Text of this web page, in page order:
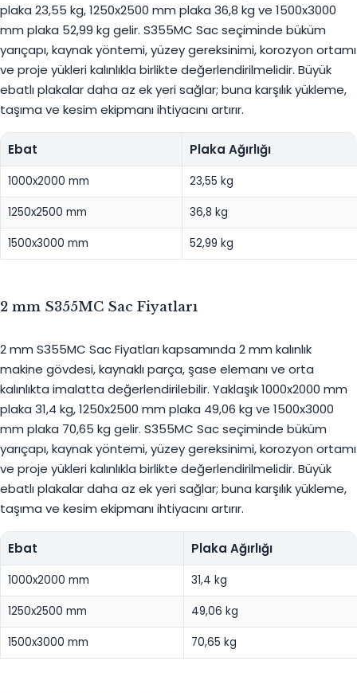
plaka 23,55 kg, 1250x2500 mm plaka 36,8 kg ve 1500x3000
mm plaka 52,99 kg gelir. S355MC Sac seçiminde büküm
yarıçapı, kaynak yöntemi, yüzey gereksinimi, korozyon ortamı
ve proje yükleri kalınlıkla birlikte değerlendirilmelidir. Büyük
ebatlı plakalar daha az ek yeri sağlar; buna karşılık yükleme,
taşıma ve kesim ekipmanı ihtiyacını artırır.
Ebat Plaka Ağırlığı
1000x2000 mm 23,55 kg
1250x2500 mm 36,8 kg
1500x3000 mm 52,99 kg
2 mm S355MC Sac Fiyatları
2 mm S355MC Sac Fiyatları kapsamında 2 mm kalınlık
makine gövdesi, kaynaklı parça, şase elemanı ve orta
kalınlıkta imalatta değerlendirilebilir. Yaklaşık 1000x2000 mm
plaka 31,4 kg, 1250x2500 mm plaka 49,06 kg ve 1500x3000
mm plaka 70,65 kg gelir. S355MC Sac seçiminde büküm
yarıçapı, kaynak yöntemi, yüzey gereksinimi, korozyon ortamı
ve proje yükleri kalınlıkla birlikte değerlendirilmelidir. Büyük
ebatlı plakalar daha az ek yeri sağlar; buna karşılık yükleme,
taşıma ve kesim ekipmanı ihtiyacını artırır.
Ebat Plaka Ağırlığı
1000x2000 mm 31,4 kg
1250x2500 mm 49,06 kg
1500x3000 mm 70,65 kg